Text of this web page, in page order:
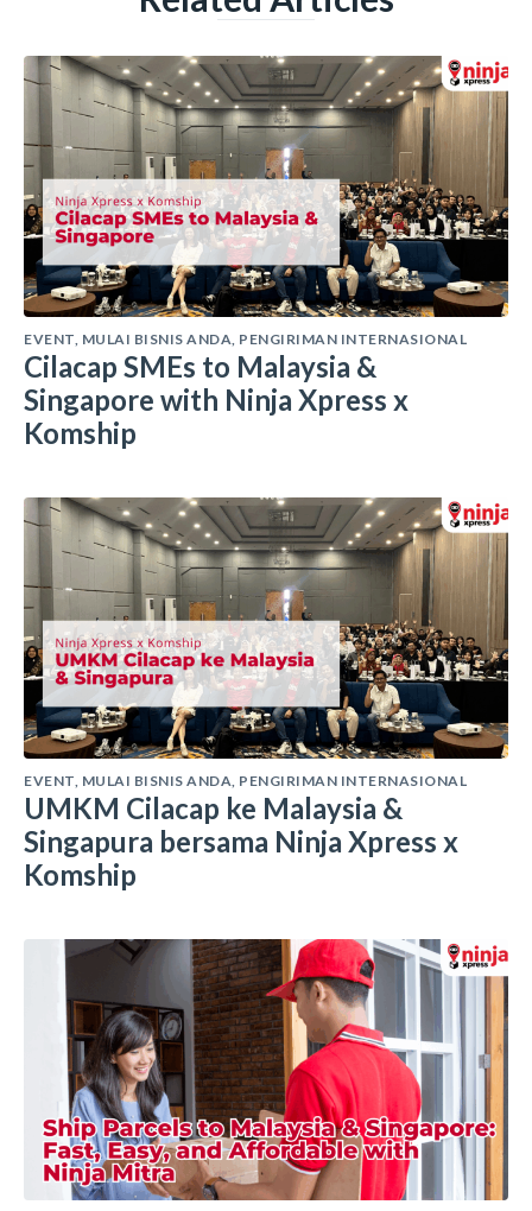
EVENT MULAI BISNIS ANDA PENGIRIMAN INTERNASIONAL
Cilacap SMEs to Malaysia &
Singapore with Ninja Xpress x
Komship
EVENT MULAI BISNIS ANDA PENGIRIMAN INTERNASIONAL
UMKM Cilacap ke Malaysia &
Singapura bersama Ninja Xpress x
Komship